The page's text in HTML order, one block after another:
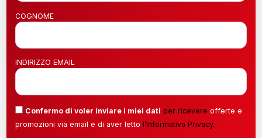
COGNOME
INDIRIZZO EMAIL
Confermo di voler inviare i miei dati per ricevere offerte e
promozioni via email e di aver letto l’Informativa Privacy.